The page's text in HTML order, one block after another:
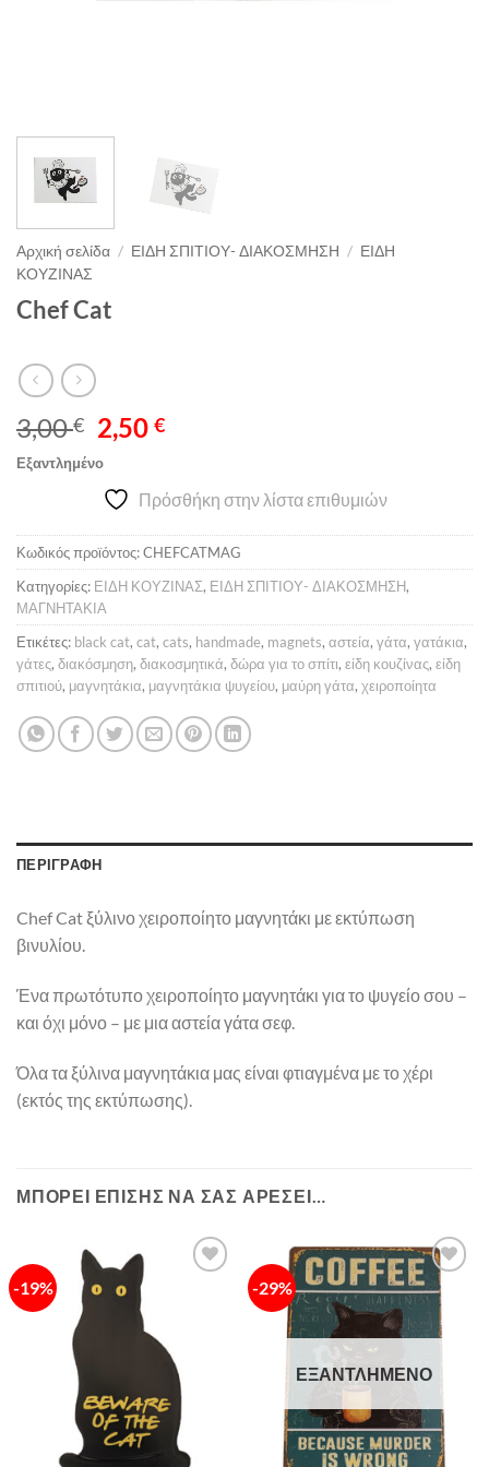
Αρχική σελίδα / ΕΙΔΗ ΣΠΙΤΙΟΥ- ΔΙΑΚΟΣΜΗΣΗ / ΕΙΔΗ
ΚΟΥΖΙΝΑΣ
Chef Cat
3,00€ Original
price
was:
3,00 €.
2,50€Η
είναι:
2,50 €.
Εξαντλημένο
Πρόσθήκη στην λίστα επιθυμιών
Κωδικός προϊόντος:CHEFCATMAG
Κατηγορίες: ΕΙΔΗ ΚΟΥΖΙΝΑΣ, ΕΙΔΗ ΣΠΙΤΙΟΥ- ΔΙΑΚΟΣΜΗΣΗ,
ΜΑΓΝΗΤΑΚΙΑ
Ετικέτες: black cat, cat, cats, handmade, magnets, αστεία, γάτα, γατάκια,
γάτες, διακόσμηση, διακοσμητικά, δώρα για το σπίτι, είδη κουζίνας, είδη
σπιτιού, μαγνητάκια, μαγνητάκια ψυγείου, μαύρη γάτα, χειροποίητα
ΠΕΡΙΓΡΑΦΉ
Chef Cat ξύλινο χειροποίητο μαγνητάκι με εκτύπωση
βινυλίου.
Ένα πρωτότυπο χειροποίητο μαγνητάκι για το ψυγείο σου –
και όχι μόνο – με μια αστεία γάτα σεφ.
Όλα τα ξύλινα μαγνητάκια μας είναι φτιαγμένα με το χέρι
(εκτός της εκτύπωσης).
ΜΠΟΡΕΊ ΕΠΊΣΗΣ ΝΑ ΣΑΣ ΑΡΈΣΕΙ…
-19% -29%
Πρόσθήκη
στην λίστα
επιθυμιών
ΕΞΑΝΤΛΗΜΈΝΟ